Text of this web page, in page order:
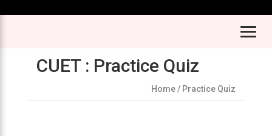
CUET : Practice Quiz
Home/ Practice Quiz